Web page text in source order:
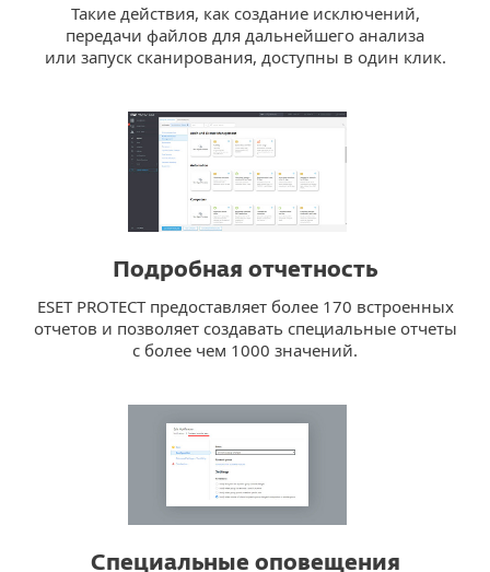
Такие действия, как создание исключений,
передачи файлов для дальнейшего анализа
или запуск сканирования, доступны в один клик.
Подробная отчетность
ESET PROTECT предоставляет более 170 встроенных
отчетов и позволяет создавать специальные отчеты
с более чем 1000 значений.
Специальные оповещения